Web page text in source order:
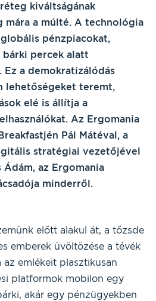
kiváltságának
mára a múlté. A technológia
pénzpiacokat,
percek alatt
Ez a demokratizálódás
lehetőségeket teremt,
elé is állítja a
Az Ergomania
Pál Mátéval, a
stratégiai vezetőjével
az Ergomania
minderről.
előtt alakul át, a tőzsde
emberek üvöltözése a tévék
emlékeit plasztikusan
platformok mobilon egy
akár egy pénzügyekben